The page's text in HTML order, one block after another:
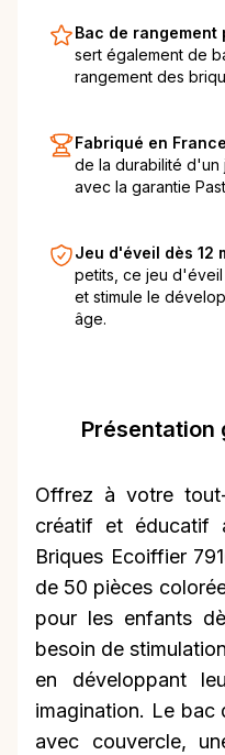
Bac de rangement
sert également de
rangement des
Fabriqué en
de la durabilité d'un
avec la garantie
Jeu d'éveil dès 12
petits, ce jeu d'éveil
et stimule le
âge.
Présentation
Offrez à votre
créatif et éducatif
Briques Ecoiffier
de 50 pièces
pour les enfants
besoin de
en développant
imagination. Le bac
avec couvercle,